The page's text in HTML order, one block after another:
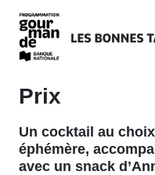
Prix
Un cocktail au
éphémère,
avec un snack